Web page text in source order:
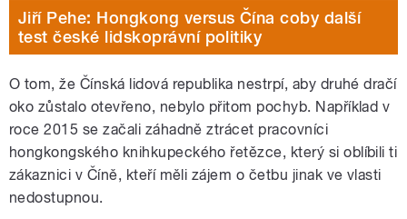
Jiří Pehe: Hongkong versus Čína coby další
test české lidskoprávní politiky
O tom, že Čínská lidová republika nestrpí, aby druhé dračí
oko zůstalo otevřeno, nebylo přitom pochyb. Například v
roce 2015 se začali záhadně ztrácet pracovníci
hongkongského knihkupeckého řetězce, který si oblíbili ti
zákaznici v Číně, kteří měli zájem o četbu jinak ve vlasti
nedostupnou.